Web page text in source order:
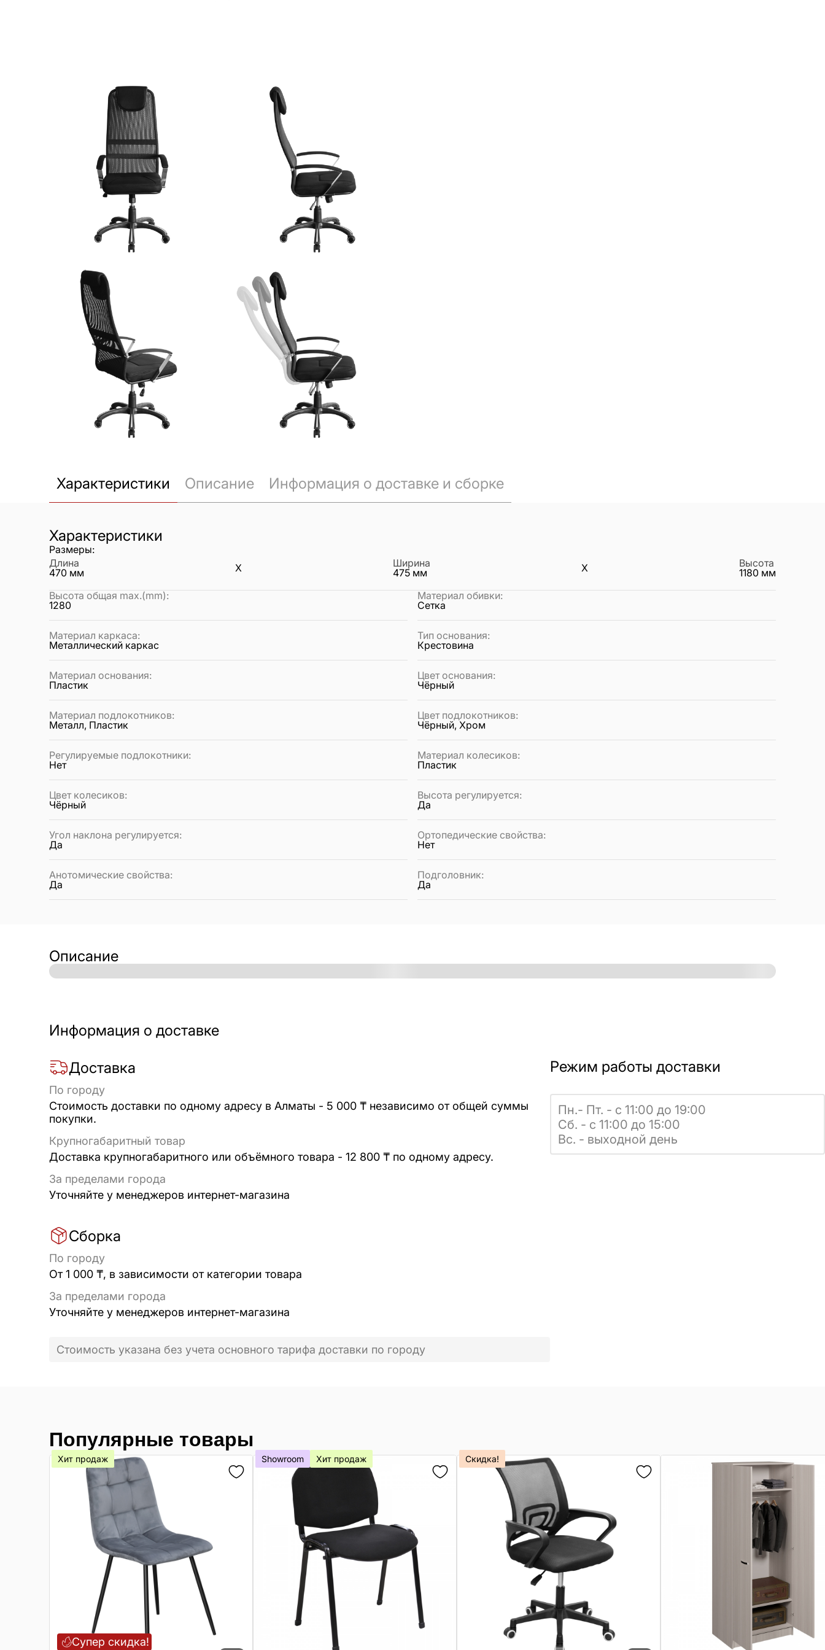
Характеристики Описание Информация о доставке и сборке
Характеристики
Размеры:
Длина
470 мм X
Ширина
475 мм X
Высота
1180 мм
Высота общая max.(mm):
1280
Материал обивки:
Сетка
Материал каркаса:
Металлический каркас
Тип основания:
Крестовина
Материал основания:
Пластик
Цвет основания:
Чёрный
Материал подлокотников:
Металл, Пластик
Цвет подлокотников:
Чёрный, Хром
Регулируемые подлокотники:
Нет
Материал колесиков:
Пластик
Цвет колесиков:
Чёрный
Высота регулируется:
Да
Угол наклона регулируется:
Да
Ортопедические свойства:
Нет
Анотомические свойства:
Да
Подголовник:
Да
Описание
Информация о доставке
Доставка
По городу
Стоимость доставки по одному адресу в Алматы - 5 000 ₸ независимо от общей суммы
покупки.
Крупногабаритный товар
Доставка крупногабаритного или объёмного товара - 12 800 ₸ по одному адресу.
За пределами города
Уточняйте у менеджеров интернет-магазина
Сборка
По городу
От 1 000 ₸, в зависимости от категории товара
За пределами города
Уточняйте у менеджеров интернет-магазина
Стоимость указана без учета основного тарифа доставки по городу
Режим работы доставки
Пн.- Пт. - с 11:00 до 19:00
Сб. - с 11:00 до 15:00
Вс. - выходной день
Популярные товары
Супер скидка!
Хит продаж Showroom Хит продаж Скидка!